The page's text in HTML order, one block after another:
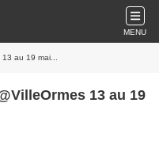
MENU
au 19 mai...